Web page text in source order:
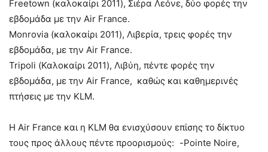
Freetown (καλοκαίρι 2011), Σιέρα Λεόνε, δύο φορές την
εβδομάδα με την Air France.
Monrovia (καλοκαίρι 2011), Λιβερία, τρεις φορές την
εβδομάδα, με την Air France.
Tripoli (Καλοκαίρι 2011), Λιβύη, πέντε φορές την
εβδομάδα, με την Air France, καθώς και καθημερινές
πτήσεις με την KLM.
Η Air France και η KLM θα ενισχύσουν επίσης το δίκτυο
τους προς άλλους πέντε προορισμούς: -Pointe Noire,